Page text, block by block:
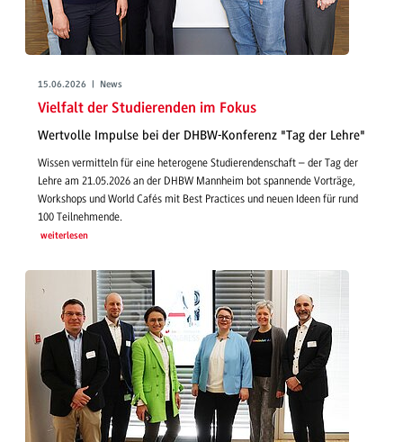
15.06.2026 | News
Vielfalt der Studierenden im Fokus
Wertvolle Impulse bei der DHBW-Konferenz "Tag der Lehre"
Wissen vermitteln für eine heterogene Studierendenschaft – der Tag der
Lehre am 21.05.2026 an der DHBW Mannheim bot spannende Vorträge,
Workshops und World Cafés mit Best Practices und neuen Ideen für rund
100 Teilnehmende.
weiterlesen